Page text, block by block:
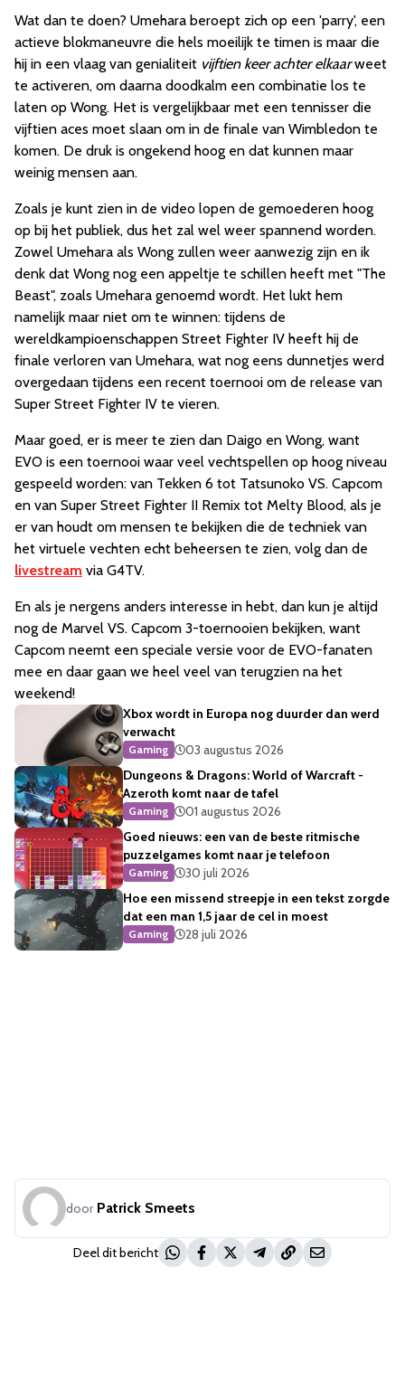
Wat dan te doen? Umehara beroept zich op een 'parry', een
actieve blokmaneuvre die hels moeilijk te timen is maar die
hij in een vlaag van genialiteit vijftien keer achter elkaarweet
te activeren, om daarna doodkalm een combinatie los te
laten op Wong. Het is vergelijkbaar met een tennisser die
vijftien aces moet slaan om in de finale van Wimbledon te
komen. De druk is ongekend hoog en dat kunnen maar
weinig mensen aan.
Zoals je kunt zien in de video lopen de gemoederen hoog
op bij het publiek, dus het zal wel weer spannend worden.
Zowel Umehara als Wong zullen weer aanwezig zijn en ik
denk dat Wong nog een appeltje te schillen heeft met "The
Beast", zoals Umehara genoemd wordt. Het lukt hem
namelijk maar niet om te winnen: tijdens de
wereldkampioenschappen Street Fighter IV heeft hij de
finale verloren van Umehara, wat nog eens dunnetjes werd
overgedaan tijdens een recent toernooi om de release van
Super Street Fighter IV te vieren.
Maar goed, er is meer te zien dan Daigo en Wong, want
EVO is een toernooi waar veel vechtspellen op hoog niveau
gespeeld worden: van Tekken 6 tot Tatsunoko VS. Capcom
en van Super Street Fighter II Remix tot Melty Blood, als je
er van houdt om mensen te bekijken die de techniek van
het virtuele vechten echt beheersen te zien, volg dan de
livestream via G4TV.
En als je nergens anders interesse in hebt, dan kun je altijd
nog de Marvel VS. Capcom 3-toernooien bekijken, want
Capcom neemt een speciale versie voor de EVO-fanaten
mee en daar gaan we heel veel van terugzien na het
weekend!
Xbox wordt in Europa nog duurder dan werd
verwacht
Gaming
03 augustus 2026
Dungeons & Dragons: World of Warcraft -
Azeroth komt naar de tafel
Gaming
01 augustus 2026
Goed nieuws: een van de beste ritmische
puzzelgames komt naar je telefoon
Gaming
30 juli 2026
Hoe een missend streepje in een tekst zorgde
dat een man 1,5 jaar de cel in moest
Gaming 28 juli 2026
door Patrick Smeets
Deel dit bericht